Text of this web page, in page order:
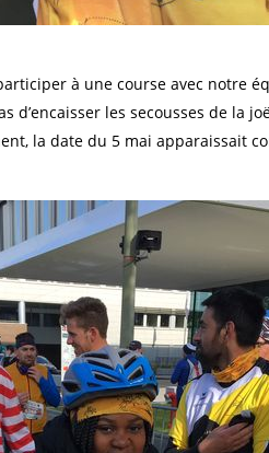
à une course avec notre
les secousses de la
la date du 5 mai apparaissait